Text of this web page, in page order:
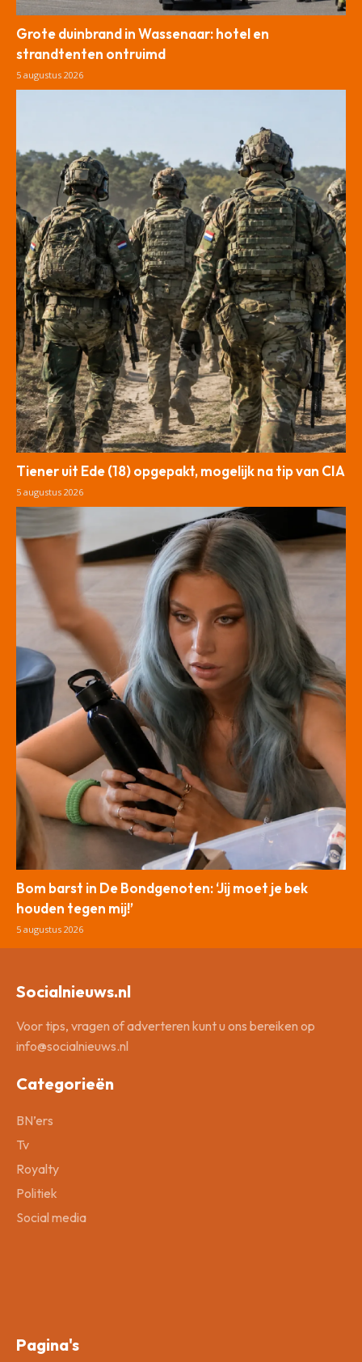
Grote duinbrand in Wassenaar: hotel en
strandtenten ontruimd
5 augustus 2026
Tiener uit Ede (18) opgepakt, mogelijk na tip van CIA
5 augustus 2026
Bom barst in De Bondgenoten: ‘Jij moet je bek
houden tegen mij!’
5 augustus 2026
Socialnieuws.nl
Voor tips, vragen of adverteren kunt u ons bereiken op
info@socialnieuws.nl
Categorieën
BN’ers
Tv
Royalty
Politiek
Social media
Pagina's